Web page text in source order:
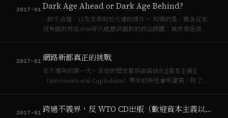
菱電子的戶外階梯上…
2017-01 Dark Age Ahead or Dark Age Behind?
…的不合理，以及北美對於大道的排斥。 可惜的是，雅各從來
沒有面對她在1960年代就應該面對的政治問題：城市是經濟發
德或不足），不能逼近當今城…
2017-01 網路新都真正的挑戰
在千禧年的第一天，全球的歷史都將由資訊化[[資本主義]]
（informational Capitalism）帶來的新社會所書寫。除了會
2017-01 跨過不義界，反 WTO CD出版（歡迎資本主義以外的傳閱）